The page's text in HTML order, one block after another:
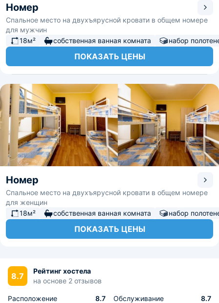
Номер
Спальное место на двухъярусной кровати в общем номере
для мужчин
18м²
собственная ванная комната набор
ПОКАЗАТЬ ЦЕНЫ
Номер
Спальное место на двухъярусной кровати в общем номере
для женщин
18м²
собственная ванная комната набор
ПОКАЗАТЬ ЦЕНЫ
8.7
Рейтинг хостела
на основе 2 отзывов
Расположение 8.7 Обслуживание 8.7